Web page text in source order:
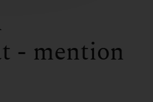
- mention